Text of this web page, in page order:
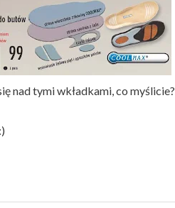
nad tymi wkładkami, co myślicie?